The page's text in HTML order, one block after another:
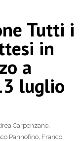
Tutti i
in
a
luglio
Carpenzano
Pannofino Franco